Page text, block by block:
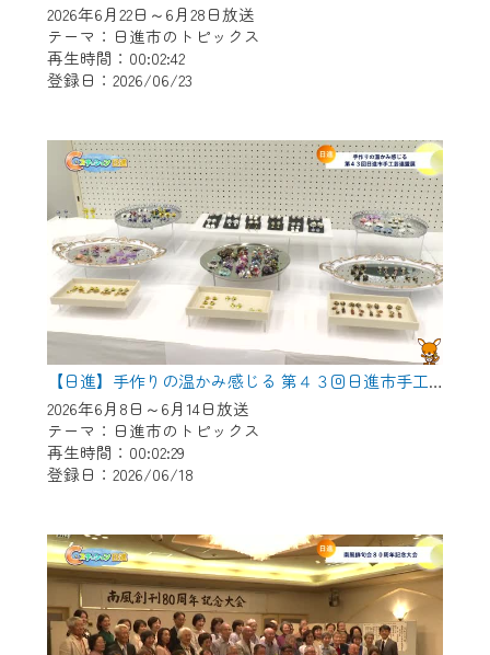
2026年6月22日～6月28日放送
テーマ：日進市のトピックス
再生時間：00:02:42
登録日：2026/06/23
【日進】手作りの温かみ感じる 第４３回日進市手工芸連盟展
2026年6月8日～6月14日放送
テーマ：日進市のトピックス
再生時間：00:02:29
登録日：2026/06/18